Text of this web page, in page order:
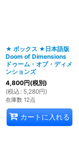
★ ボックス ★日本語版
Doom of Dimensions
ドゥーム・オブ・ディメ
ンションズ
4,800円(税別)
(税込 : 5,280円)
在庫数 12点
カートに入れる